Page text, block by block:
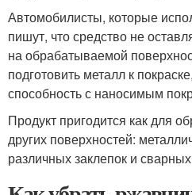
Автомобилисты, которые
пишут, что средство не
на обрабатываемой
подготовить металл к
способность с наносимым
Продукт пригодится как для
других поверхностей:
различных заклепок и